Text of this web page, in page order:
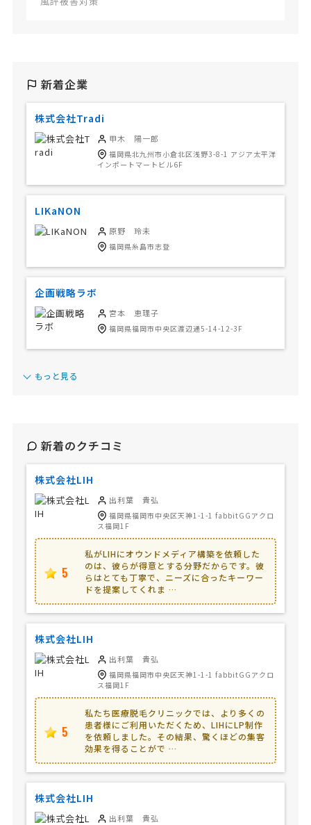
新着企業
株式会社Tradi
甲木 陽一郎
福岡県北九州市小倉北区浅野3-8-1 アジア太平洋
インポートマートビル6F
LIKaNON
原野 玲未
福岡県糸島市志登
企画戦略ラボ
宮本 恵理子
福岡県福岡市中央区渡辺通5-14-12-3F
もっと見る
新着のクチコミ
株式会社LIH
出利葉 貴弘
福岡県福岡市中央区天神1-1-1 fabbitGGアクロ
ス福岡1F
5
私がLIHにオウンドメディア構築を依頼した
のは、彼らが得意とする分野だからです。彼
らはとても丁寧で、ニーズに合ったキーワー
ドを提案してくれま …
株式会社LIH
出利葉 貴弘
福岡県福岡市中央区天神1-1-1 fabbitGGアクロ
ス福岡1F
5
私たち医療脱毛クリニックでは、より多くの
患者様にご利用いただくため、LIHにLP制作
を依頼しました。その結果、驚くほどの集客
効果を得ることがで …
株式会社LIH
出利葉 貴弘